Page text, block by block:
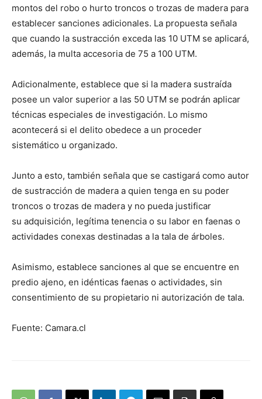
montos del robo o hurto troncos o trozas de madera para
establecer sanciones adicionales. La propuesta señala
que cuando la sustracción exceda las 10 UTM se aplicará,
además, la multa accesoria de 75 a 100 UTM.
Adicionalmente, establece que si la madera sustraída
posee un valor superior a las 50 UTM se podrán aplicar
técnicas especiales de investigación. Lo mismo
acontecerá si el delito obedece a un proceder
sistemático u organizado.
Junto a esto, también señala que se castigará como autor
de sustracción de madera a quien tenga en su poder
troncos o trozas de madera y no pueda justificar
su adquisición, legítima tenencia o su labor en faenas o
actividades conexas destinadas a la tala de árboles.
Asimismo, establece sanciones al que se encuentre en
predio ajeno, en idénticas faenas o actividades, sin
consentimiento de su propietario ni autorización de tala.
Fuente: Camara.cl